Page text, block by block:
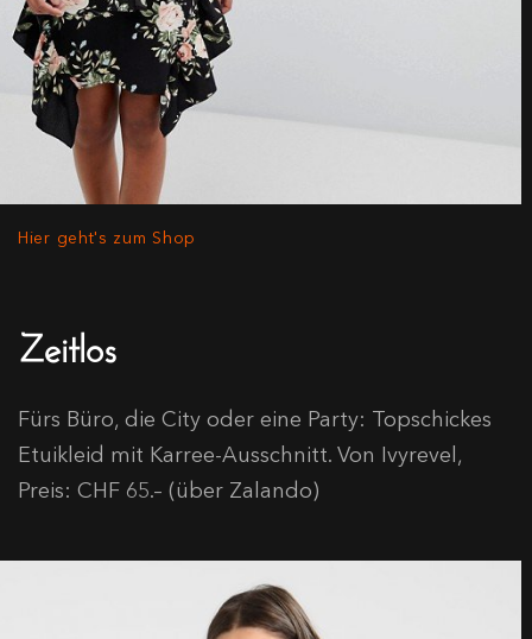
Hier geht's zum Shop
Zeitlos
Fürs Büro, die City oder eine Party: Topschickes
Etuikleid mit Karree-Ausschnitt. Von Ivyrevel,
Preis: CHF 65.– (über Zalando)